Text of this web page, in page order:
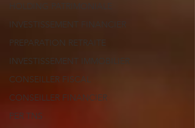
HOLDING PATRIMONIALE
INVESTISSEMENT FINANCIER
PREPARATION RETRAITE
INVESTISSEMENT IMMOBILIER
CONSEILLER FISCAL
CONSEILLER FINANCIER
PER TNS